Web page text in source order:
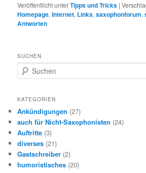
Veröffentlicht unterTipps und Tricks |
Homepage,Internet, Links,saxophonforum,
Antworten
SUCHEN
u
h
n
KATEGORIEN
Ankündigungen (27)
auch für Nicht-Saxophonisten (24)
Auftritte (3)
diverses (21)
Gastschreiber (2)
humoristisches (20)